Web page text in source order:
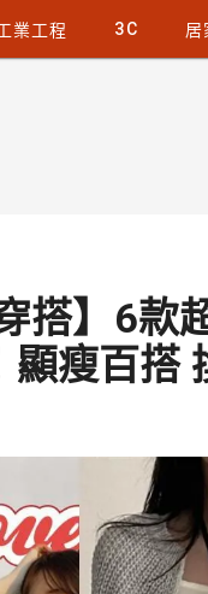
業工程 3C 居
搭】6款
顯瘦百搭